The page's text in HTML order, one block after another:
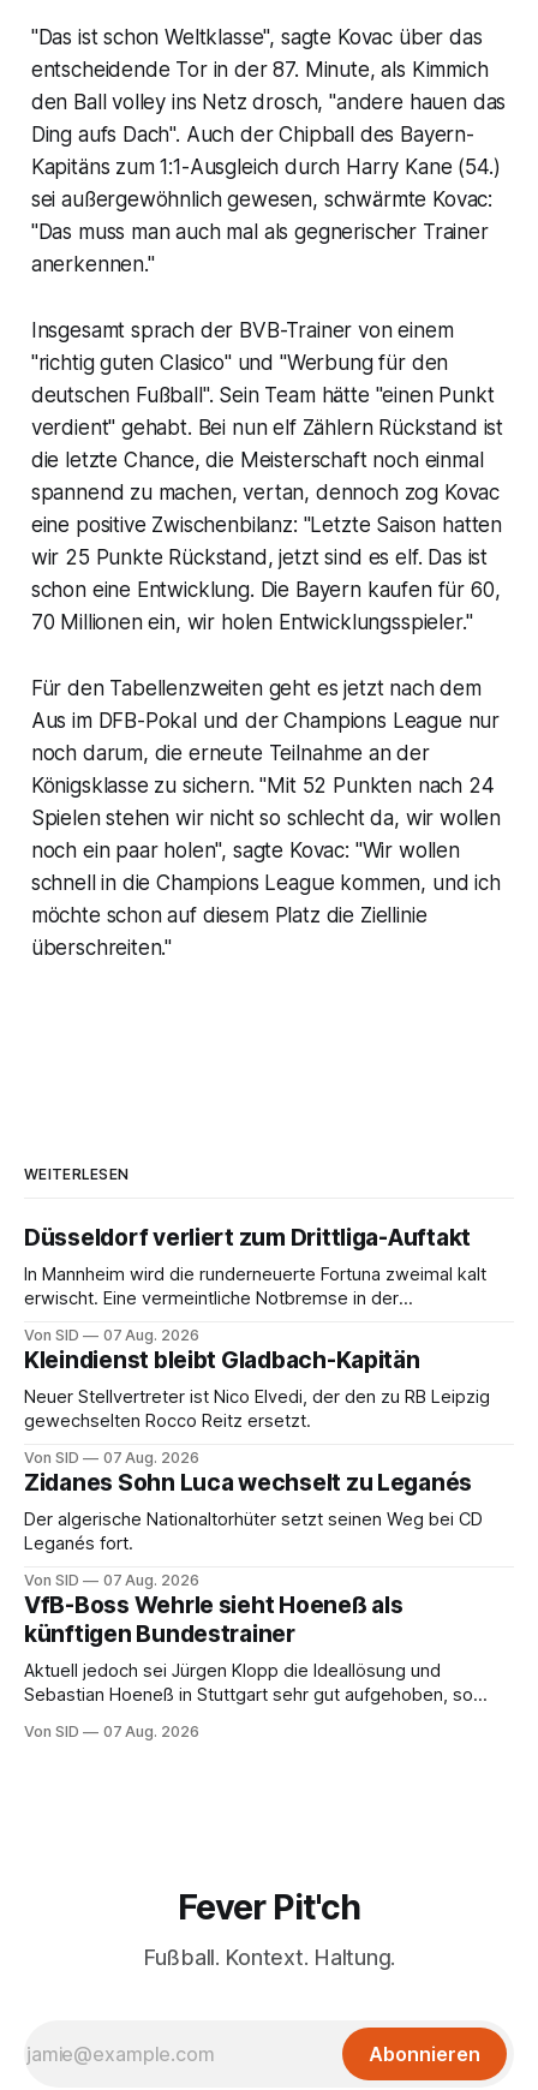
"Das ist schon Weltklasse", sagte Kovac über das
entscheidende Tor in der 87. Minute, als Kimmich
den Ball volley ins Netz drosch, "andere hauen das
Ding aufs Dach". Auch der Chipball des Bayern-
Kapitäns zum 1:1-Ausgleich durch Harry Kane (54.)
sei außergewöhnlich gewesen, schwärmte Kovac:
"Das muss man auch mal als gegnerischer Trainer
anerkennen."
Insgesamt sprach der BVB-Trainer von einem
"richtig guten Clasico" und "Werbung für den
deutschen Fußball". Sein Team hätte "einen Punkt
verdient" gehabt. Bei nun elf Zählern Rückstand ist
die letzte Chance, die Meisterschaft noch einmal
spannend zu machen, vertan, dennoch zog Kovac
eine positive Zwischenbilanz: "Letzte Saison hatten
wir 25 Punkte Rückstand, jetzt sind es elf. Das ist
schon eine Entwicklung. Die Bayern kaufen für 60,
70 Millionen ein, wir holen Entwicklungsspieler."
Für den Tabellenzweiten geht es jetzt nach dem
Aus im DFB-Pokal und der Champions League nur
noch darum, die erneute Teilnahme an der
Königsklasse zu sichern. "Mit 52 Punkten nach 24
Spielen stehen wir nicht so schlecht da, wir wollen
noch ein paar holen", sagte Kovac: "Wir wollen
schnell in die Champions League kommen, und ich
möchte schon auf diesem Platz die Ziellinie
überschreiten."
WEITERLESEN
Düsseldorf verliert zum Drittliga-Auftakt
In Mannheim wird die runderneuerte Fortuna zweimal kalt
erwischt. Eine vermeintliche Notbremse in der
Von SID 07 Aug. 2026
Kleindienst bleibt Gladbach-Kapitän
Neuer Stellvertreter ist Nico Elvedi, der den zu RB Leipzig
gewechselten Rocco Reitz ersetzt.
Von SID 07 Aug. 2026
Zidanes Sohn Luca wechselt zu Leganés
Der algerische Nationaltorhüter setzt seinen Weg bei CD
Leganés fort.
Von SID 07 Aug. 2026
VfB-Boss Wehrle sieht Hoeneß als
künftigen Bundestrainer
Aktuell jedoch sei Jürgen Klopp die Ideallösung und
Sebastian Hoeneß in Stuttgart sehr gut aufgehoben, so
Von SID 07 Aug. 2026
Fever Pit'ch
Fußball. Kontext. Haltung.
Abonnieren